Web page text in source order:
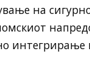
на
интегрирање